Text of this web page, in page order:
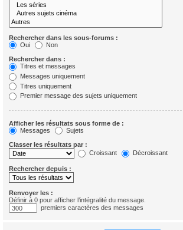
Rechercher dans les sous-forums :
Oui
Non
Rechercher dans :
Titres et messages
Messages uniquement
Titres uniquement
Premier message des sujets uniquement
Afficher les résultats sous forme de :
Messages
Sujets
Classer les résultats par :
Croissant
Décroissant
Rechercher depuis :
Renvoyer les :
Définir à 0 pour afficher l’intégralité du message.
premiers caractères des messages